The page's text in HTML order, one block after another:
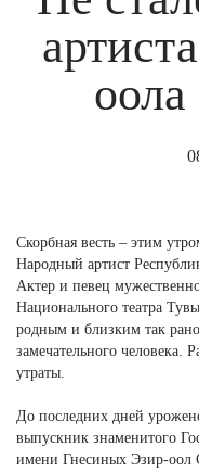
Скорбная весть – этим
Народный артист
Актер и певец
Национального театра
родным и близким так
замечательного человека.
утраты.
До последних дней
выпускник знаменитого
имени Гнесиных Эзир-оол